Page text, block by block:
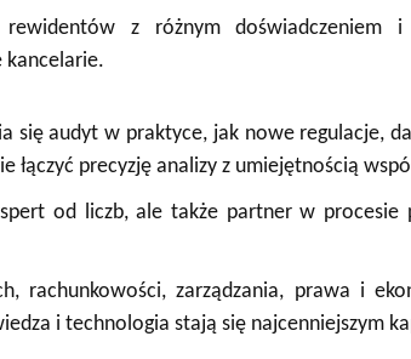
z różnym doświadczeniem
kancelarie.
się audyt w praktyce, jak nowe regulacje,
precyzję analizy z umiejętnością
od liczb, ale także partner w procesie
rachunkowości, zarządzania, prawa i
i technologia stają się najcenniejszym